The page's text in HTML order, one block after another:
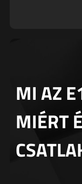
MI AZ
MIÉRT